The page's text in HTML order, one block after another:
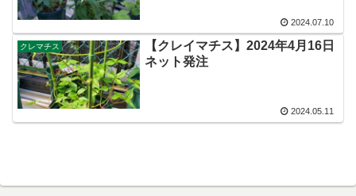
2024.07.10
クレマチス
【クレイマチス】2024年4月16日
ネット発注
2024.05.11